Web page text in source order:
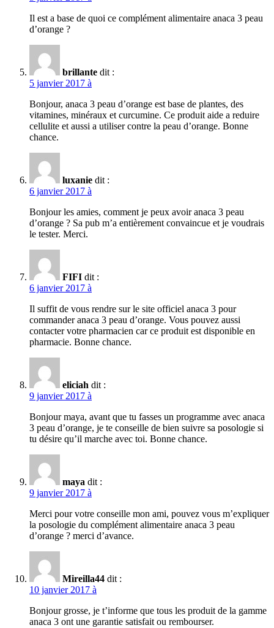
Il est a base de quoi ce complément alimentaire anaca 3 peau
d’orange ?
brillante dit :
5 janvier 2017 à
Bonjour, anaca 3 peau d’orange est base de plantes, des
vitamines, minéraux et curcumine. Ce produit aide a reduire
cellulite et aussi a utiliser contre la peau d’orange. Bonne
chance.
luxanie dit :
6 janvier 2017 à
Bonjour les amies, comment je peux avoir anaca 3 peau
d’orange ? Sa pub m’a entièrement convaincue et je voudrais
le tester. Merci.
FIFI dit :
6 janvier 2017 à
Il suffit de vous rendre sur le site officiel anaca 3 pour
commander anaca 3 peau d’orange. Vous pouvez aussi
contacter votre pharmacien car ce produit est disponible en
pharmacie. Bonne chance.
eliciah dit :
9 janvier 2017 à
Bonjour maya, avant que tu fasses un programme avec anaca
3 peau d’orange, je te conseille de bien suivre sa posologie si
tu désire qu’il marche avec toi. Bonne chance.
maya dit :
9 janvier 2017 à
Merci pour votre conseille mon ami, pouvez vous m’expliquer
la posologie du complément alimentaire anaca 3 peau
d’orange ? merci d’avance.
Mireilla44 dit :
10 janvier 2017 à
Bonjour grosse, je t’informe que tous les produit de la gamme
anaca 3 ont une garantie satisfait ou rembourser.